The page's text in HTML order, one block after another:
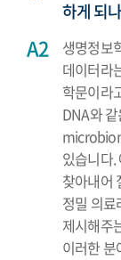
하게 되
생명정보
데이터라
학문이라
DNA와
있습니다.
찾아내어
정밀 의
제시해주
이러한 분